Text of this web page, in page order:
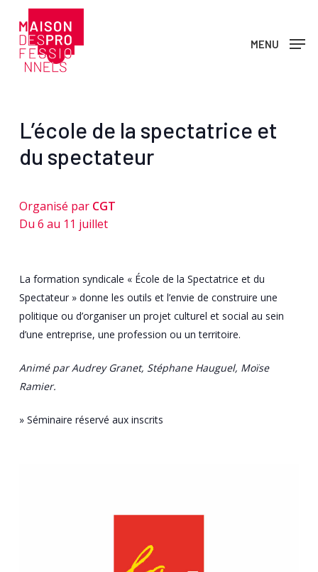
main
content
MENU
L’école de la spectatrice et
du spectateur
Organisé par CGT
Du 6 au 11 juillet
La formation syndicale « École de la Specta­trice et du
Spectateur » donne les outils et l’envie de construire une
politique ou d’orga­niser un projet culturel et social au sein
d’une entreprise, une profession ou un territoire.
Animé par Audrey Granet, Stéphane Hauguel, Moïse
Ramier.
» Séminaire réservé aux inscrits